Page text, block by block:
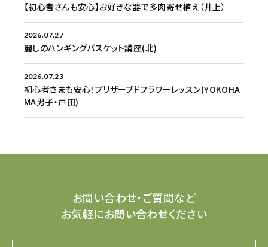
【初心者さんも安心】お好きな器で多肉寄せ植え（井上）
2026.07.27
麗しのハンギングバスケット講座(北)
2026.07.23
初心者さまも安心！プリザーブドフラワーレッスン(YOKOHA
MA男子・戸田)
お問い合わせ・ご質問など
お気軽にお問い合わせください